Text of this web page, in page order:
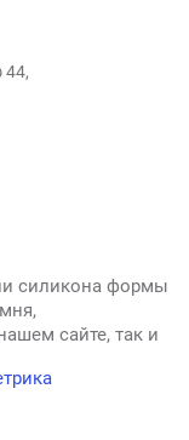
44,
силикона формы
сайте, так и